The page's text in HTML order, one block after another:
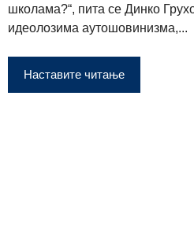
школама?“, пита се Динко
идеолозима аутошовинизма,...
Наставите читање